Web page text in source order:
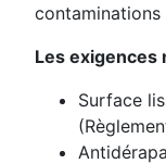
contaminations
Les exigences
Surface